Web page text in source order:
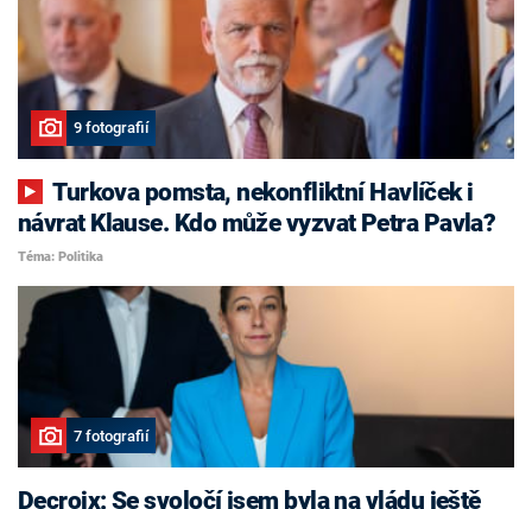
9 fotografií
Turkova pomsta, nekonfliktní Havlíček i
návrat Klause. Kdo může vyzvat Petra Pavla?
Téma: Politika
7 fotografií
Decroix: Se svoločí jsem byla na vládu ještě